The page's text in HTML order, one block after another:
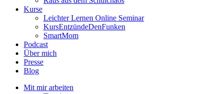
Kurse
Leichter Lernen Online Seminar
KursEntzündeDenFunken
SmartMom
Podcast
Über mich
Presse
Blog
Mit mir arbeiten